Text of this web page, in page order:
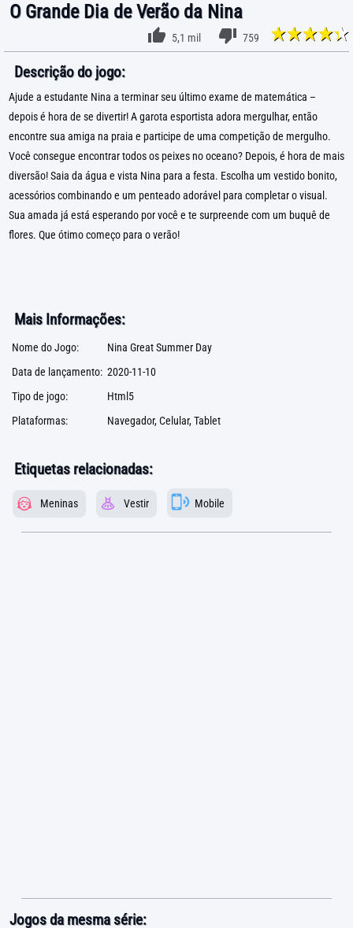
O Grande Dia de Verão da Nina
5,1 mil 759
Descrição do jogo:
Ajude a estudante Nina a terminar seu último exame de matemática –
depois é hora de se divertir! A garota esportista adora mergulhar, então
encontre sua amiga na praia e participe de uma competição de mergulho.
Você consegue encontrar todos os peixes no oceano? Depois, é hora de mais
diversão! Saia da água e vista Nina para a festa. Escolha um vestido bonito,
acessórios combinando e um penteado adorável para completar o visual.
Sua amada já está esperando por você e te surpreende com um buquê de
flores. Que ótimo começo para o verão!
Mais Informações:
Nome do Jogo:
Nina Great Summer Day
Data de lançamento: 2020-11-10
Tipo de jogo:
Html5
Plataformas:
Navegador, Celular, Tablet
Etiquetas relacionadas:
Meninas Vestir Mobile
Jogos da mesma série: